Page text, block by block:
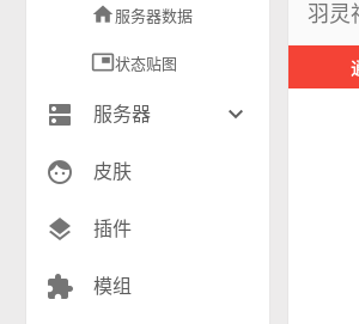
home 服务器数据
picture_in_picture状态贴图
dns 服务器 keyboard_arrow_down
生存(239)
创造(10)
face 皮肤
layers 插件
extension 模组
羽灵